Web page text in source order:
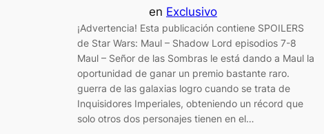
en Exclusivo
¡Advertencia! Esta publicación contiene SPOILERS
de Star Wars: Maul – Shadow Lord episodios 7-8
Maul – Señor de las Sombras le está dando a Maul la
oportunidad de ganar un premio bastante raro.
guerra de las galaxias logro cuando se trata de
Inquisidores Imperiales, obteniendo un récord que
solo otros dos personajes tienen en el…